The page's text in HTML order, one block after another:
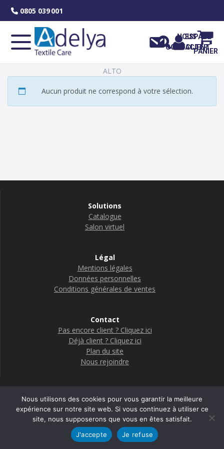
0805 039 001
NOUS
CONTACTER
ESPACE
CLIENT
PANIER
ALTO
Aucun produit ne correspond à votre sélection.
Solutions
Catalogue
Salon virtuel
Légal
Mentions légales
Données personnelles
Conditions générales de ventes
Contact
Pas encore client ? Cliquez ici
Déjà client ? Cliquez ici
Plan du site
Nous rejoindre
Boutique Adelya Textile Care
© 2026 Adelya
Nous utilisons des cookies pour vous garantir la meilleure
expérience sur notre site web. Si vous continuez à utiliser ce
site, nous supposerons que vous en êtes satisfait.
J'accepte
Je refuse